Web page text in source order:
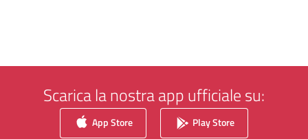
Scarica la nostra app ufficiale su:
App Store Play Store